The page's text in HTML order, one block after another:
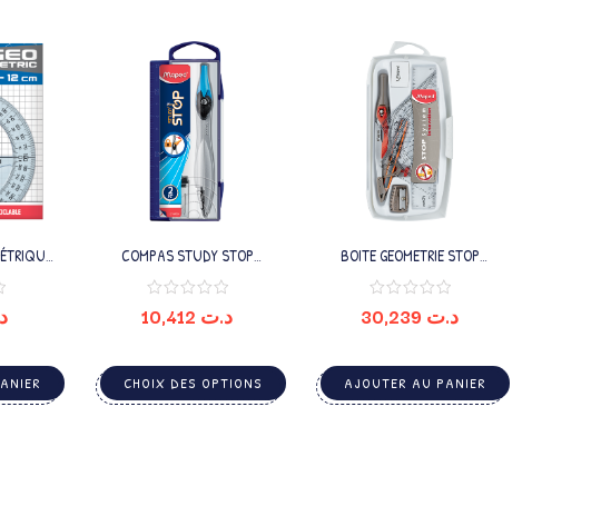
COMPAS STUDY STOP
MINE+ETUI MINE MAPED
د.ت
CHOIX DES OPTIONS
BOITE GEOMETRIE STOP
SYSTÈME INNOV 8 PCS
د.ت
AJOUTER AU PANIER